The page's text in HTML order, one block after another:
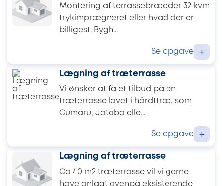
Montering af terrassebrædder 32 kvm
trykimprægneret eller hvad der er
billigest. Bygh...
Se opgave +
Lægning af træterrasse
Vi ønsker at få et tilbud på en
træterrasse lavet i hårdttræ, som
Cumaru, Jatoba elle...
Se opgave +
Lægning af træterrasse
Ca 40 m2 træterrasse vil vi gerne
have anlagt ovenpå eksisterende